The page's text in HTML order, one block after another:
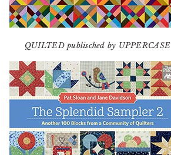
QUILTED publisched by UPPERCASE